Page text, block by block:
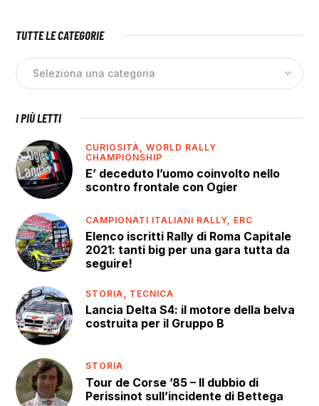
TUTTE LE CATEGORIE
I PIÙ LETTI
CURIOSITÀ,WORLD RALLY
CHAMPIONSHIP
E’ deceduto l’uomo coinvolto nello
scontro frontale con Ogier
CAMPIONATI ITALIANI RALLY, ERC
Elenco iscritti Rally di Roma Capitale
2021: tanti big per una gara tutta da
seguire!
STORIA, TECNICA
Lancia Delta S4: il motore della belva
costruita per il Gruppo B
STORIA
Tour de Corse ’85 – Il dubbio di
Perissinot sull’incidente di Bettega